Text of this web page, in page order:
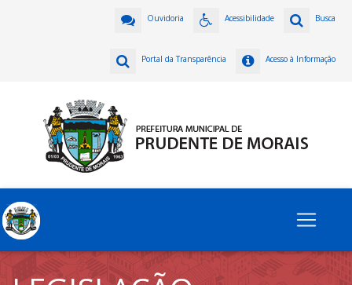
Busca
Acessibilidade
Ouvidoria
Acesso à Informação
Portal da Transparência